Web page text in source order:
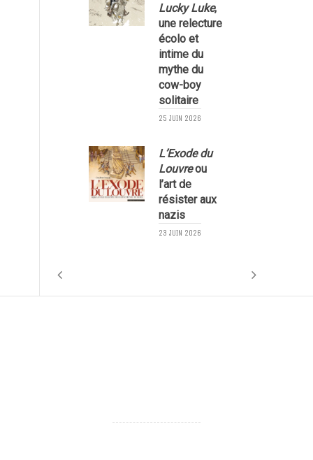
Lucky Luke,
une relecture
écolo et
intime du
mythe du
cow-boy
solitaire
25 JUIN 2026
L’Exode du
Louvreou
l’art de
résister aux
nazis
23 JUIN 2026